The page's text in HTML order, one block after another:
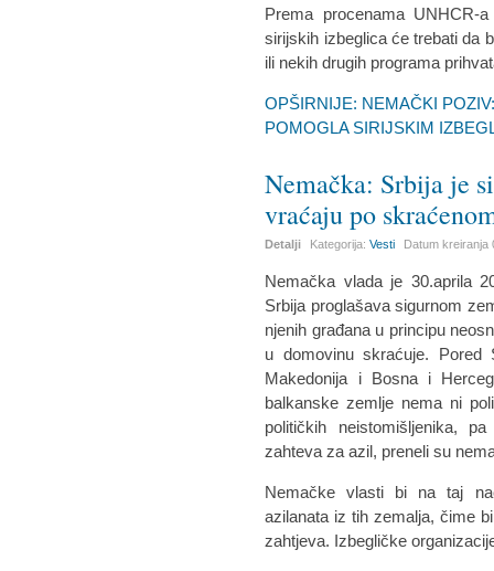
Prema procenama UNHCR-
sirijskih izbeglica će trebati da
ili nekih drugih programa
OPŠIRNIJE: NEMAČKI
POMOGLA SIRIJSKIM
Nemačka: Srbija je
vraćaju po
Detalji Kategorija:Vesti Datum kreiranja
Nemačka vlada je 30.aprila
Srbija proglašava sigurnom
njenih građana u principu
u domovinu skraćuje. Pored
Makedonija i Bosna i
balkanske zemlje nema ni
političkih neistomišljenika,
zahteva za azil, preneli su
Nemačke vlasti bi na taj
azilanata iz tih zemalja, čime
zahtjeva. Izbegličke